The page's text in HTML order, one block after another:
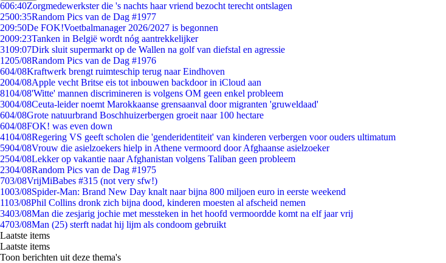
606:40Zorgmedewerkster die 's nachts haar vriend bezocht terecht ontslagen
2500:35Random Pics van de Dag #1977
209:50De FOK!Voetbalmanager 2026/2027 is begonnen
2009:23Tanken in België wordt nóg aantrekkelijker
3109:07Dirk sluit supermarkt op de Wallen na golf van diefstal en agressie
1205/08Random Pics van de Dag #1976
604/08Kraftwerk brengt ruimteschip terug naar Eindhoven
2004/08Apple vecht Britse eis tot inbouwen backdoor in iCloud aan
8104/08'Witte' mannen discrimineren is volgens OM geen enkel probleem
3004/08Ceuta-leider noemt Marokkaanse grensaanval door migranten 'gruweldaad'
604/08Grote natuurbrand Boschhuizerbergen groeit naar 100 hectare
604/08FOK! was even down
4104/08Regering VS geeft scholen die 'genderidentiteit' van kinderen verbergen voor ouders ultimatum
5904/08Vrouw die asielzoekers hielp in Athene vermoord door Afghaanse asielzoeker
2504/08Lekker op vakantie naar Afghanistan volgens Taliban geen probleem
2304/08Random Pics van de Dag #1975
703/08VrijMiBabes #315 (not very sfw!)
1003/08Spider-Man: Brand New Day knalt naar bijna 800 miljoen euro in eerste weekend
1103/08Phil Collins dronk zich bijna dood, kinderen moesten al afscheid nemen
3403/08Man die zesjarig jochie met messteken in het hoofd vermoordde komt na elf jaar vrij
4703/08Man (25) sterft nadat hij lijm als condoom gebruikt
Laatste items
Laatste items
Toon berichten uit deze thema's